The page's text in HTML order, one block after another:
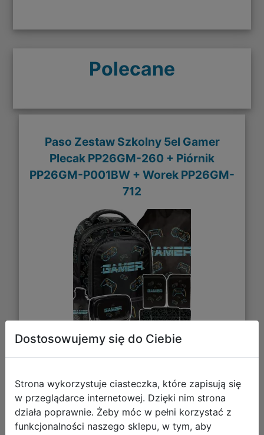
Polecane
Paso Zestaw Szkolny 5el Gamer
Plecak PP26GM-260 + Piórnik
PP26GM-P001BW + Worek PP26GM-
712
168,40 zł
DO KOSZYKA
Galeria zdjęć
Dostosowujemy się do Ciebie
Strona wykorzystuje ciasteczka, które zapisują się
w przeglądarce internetowej. Dzięki nim strona
działa poprawnie. Żeby móc w pełni korzystać z
funkcjonalności naszego sklepu, w tym, aby